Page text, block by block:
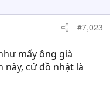
#7,023
mấy ông già
này, cứ đồ nhật là